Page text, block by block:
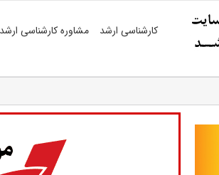
کارشناسی ارشد مشاوره کارشناسی ارشد